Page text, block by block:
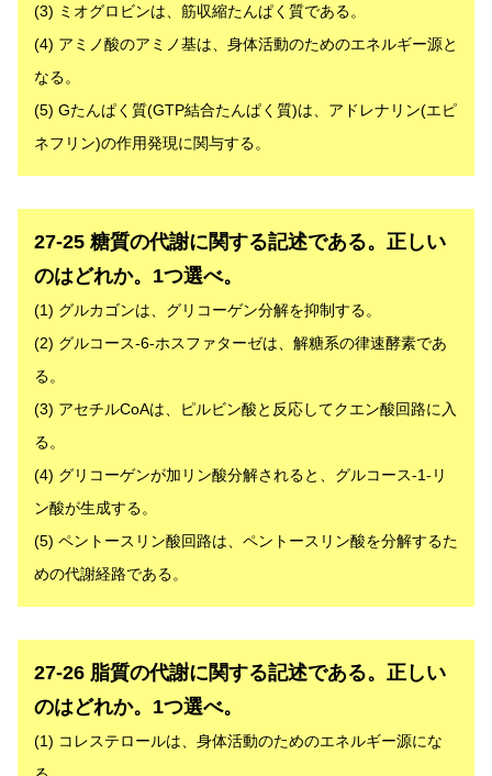
(3) ミオグロビンは、筋収縮たんぱく質である。
(4) アミノ酸のアミノ基は、身体活動のためのエネルギー源と
なる。
(5) Gたんぱく質(GTP結合たんぱく質)は、アドレナリン(エピ
ネフリン)の作用発現に関与する。
解答
27-25 糖質の代謝に関する記述である。正しい
のはどれか。1つ選べ。
(1) グルカゴンは、グリコーゲン分解を抑制する。
(2) グルコース-6-ホスファターゼは、解糖系の律速酵素であ
る。
(3) アセチルCoAは、ピルビン酸と反応してクエン酸回路に入
る。
(4) グリコーゲンが加リン酸分解されると、グルコース-1-リ
ン酸が生成する。
(5) ペントースリン酸回路は、ペントースリン酸を分解するた
めの代謝経路である。
解答
27-26 脂質の代謝に関する記述である。正しい
のはどれか。1つ選べ。
(1) コレステロールは、身体活動のためのエネルギー源にな